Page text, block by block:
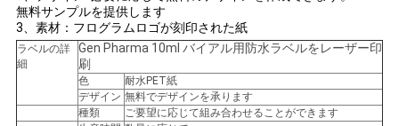
い
ニ
無料サンプルを提供します
3、素材：フログラムロゴが刻印された紙
ラベルの詳
細
Gen Pharma 10ml バイアル用防水ラベルをレーザー印
刷
色
耐水PET紙
デザイン 無料でデザインを承ります
種類
ご要望に応じて組み合わせることができます